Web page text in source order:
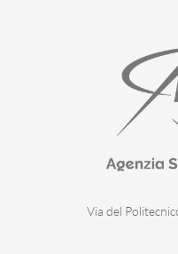
Via del